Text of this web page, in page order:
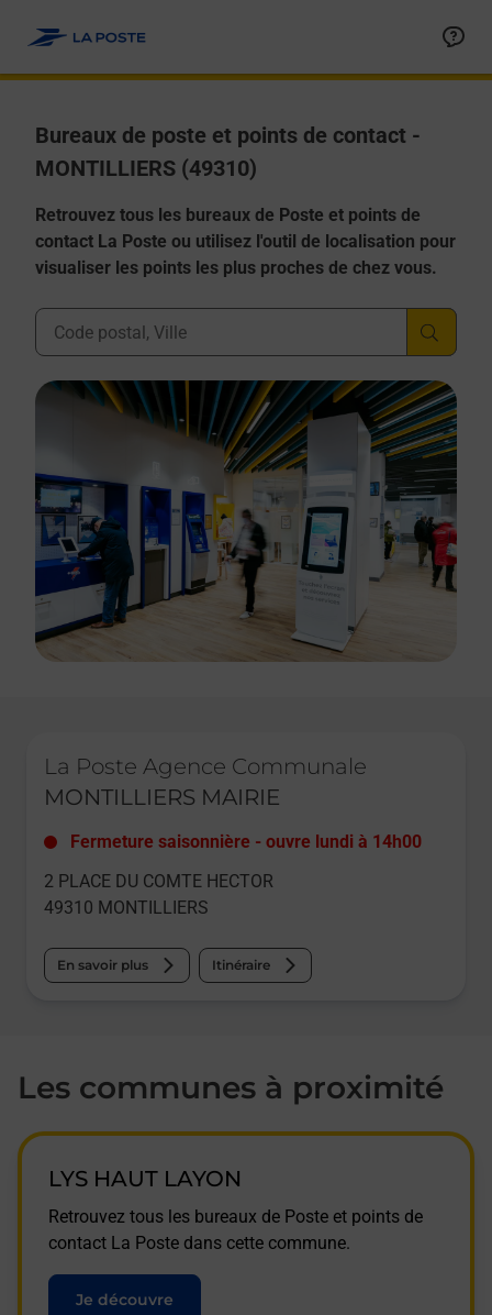
Bureaux de poste et points de contact -
MONTILLIERS (49310)
Retrouvez tous les bureaux de Poste et points de
contact La Poste ou utilisez l'outil de localisation pour
visualiser les points les plus proches de chez vous.
Ville, Département, Code Postal
La Poste Agence Communale
MONTILLIERS MAIRIE
Fermeture saisonnière - ouvre lundi à 14h00
2 PLACE DU COMTE HECTOR
49310 MONTILLIERS
En savoir plus Itinéraire
Les communes à proximité
LYS HAUT LAYON
Retrouvez tous les bureaux de Poste et points de
contact La Poste dans cette commune.
Je découvre